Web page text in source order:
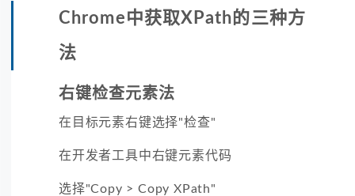
Chrome中获取XPath的三种方
法
右键检查元素法
在目标元素右键选择"检查"
在开发者工具中右键元素代码
选择"Copy > Copy XPath"